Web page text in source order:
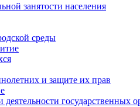
занятости населения
среды
и защите их прав
государственных